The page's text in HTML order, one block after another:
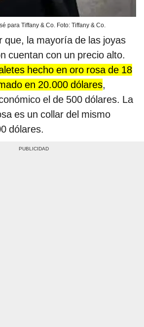
para Tiffany & Co. Foto: Tiffany & Co.
que, la mayoría de las joyas
cuentan con un precio alto.
hecho en oro rosa de 18
en 20.000 dólares,
el de 500 dólares. La
es un collar del mismo
dólares.